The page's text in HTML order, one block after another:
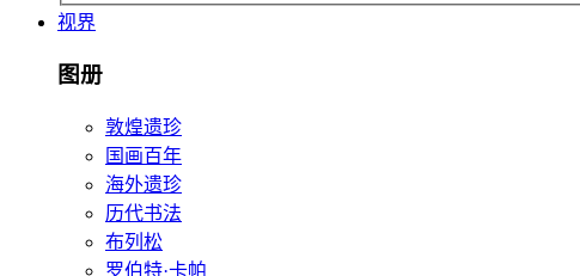
视界
图册
敦煌遗珍
国画百年
海外遗珍
历代书法
布列松
罗伯特·卡帕